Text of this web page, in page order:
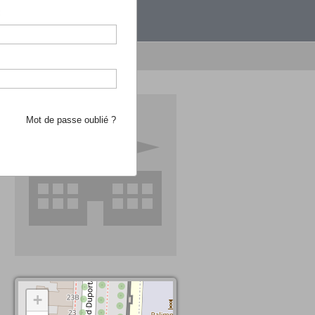
recherche d'école
+
Mot de passe oublié ?